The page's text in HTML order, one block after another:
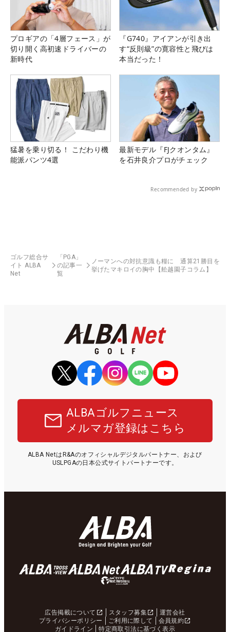
プロギアの「4層フェース」が
切り開く高初速ドライバーの
新時代
『G740』アイアンが引き出
す“反則級”の寛容性と飛びは
本当だった！
猛暑を乗り切る！ こだわり機
能派パンツ4選
最新モデル『FJクオンタム』
を石井良介プロがチェック
Recommended by
ゴルフ総合サ
イト ALBA
Net
「PGA」
の記事一
覧
ノーマンへの対抗意識も糧に 通算21勝目を
挙げたマキロイの胸中【舩越園子コラム】
ALBAゴルフニュース
メルマガ登録はこちら
ALBA NetはR&Aのオフィシャルデジタルパートナー、および
USLPGAの日本公式サイトパートナーです。
広告掲載について スタッフ募集
運営会社
プライバシーポリシー
ご利用に際して
会員規約
ガイドライン
特定商取引法に基づく表示